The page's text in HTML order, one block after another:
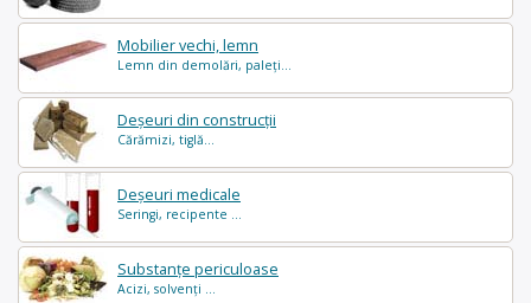
Mobilier vechi, lemn
Lemn din demolări, paleți...
Deșeuri din construcții
Cărămizi, tiglă...
Deșeuri medicale
Seringi, recipente ...
Substanțe periculoase
Acizi, solvenți ...